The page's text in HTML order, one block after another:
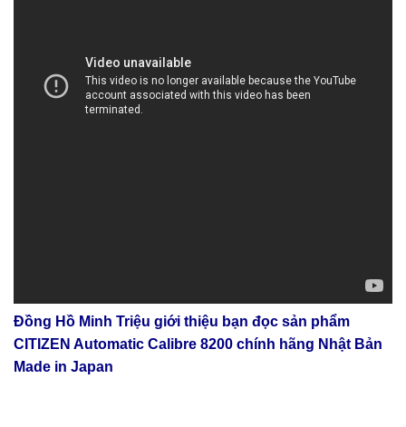
Đồng Hồ Minh Triệu giới thiệu bạn đọc sản phẩm
CITIZEN Automatic Calibre 8200 chính hãng Nhật Bản
Made in Japan